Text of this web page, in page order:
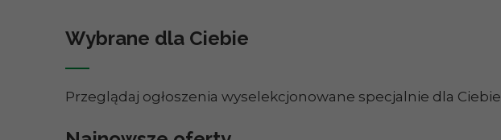
Wybrane dla Ciebie
Przeglądaj ogłoszenia wyselekcjonowane specjalnie dla Ciebie